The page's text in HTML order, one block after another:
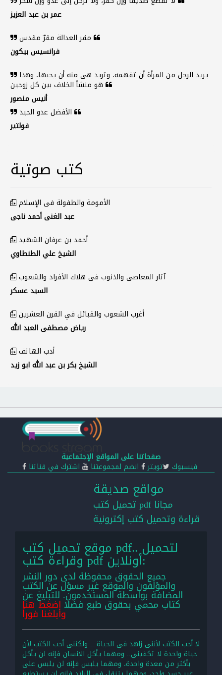
عمر بن عبد العزيز
فرانسيس بيكون
أنيس منصور
فولتير
كتب صوتية
الأمومة والطفولة فى الإسلام
عبد الغنى أحمد ناجى
أحمد بن عرفان الشهيد
الشيخ علي الطنطاوي
آثار المعاصى والذنوب فى هلاك الأفراد والشعوب
السيد عسكر
أغرب الشعوب والقبائل في القرن العشرين
رياض مصطفى العبد الله
أدب الهاتف
الشيخ بكر بن عبد الله ابو زيد
صفحاتنا على المواقع الإجتماعية
فيسبوك تويتر انضم لمجموعتنا اشترك في قناتنا
مواقع صديقة
تحميل كتب pdf مجانا
قراءة وتحميل كتب إكترونية
موقع تحميل كتب pdf.. لتحميل
وقراءة كتب pdf أونلاين:
جميع الحقوق محفوظة لدى دور النشر
والمؤلفون والموقع غير مسؤل عن الكتب
المضافة بواسطة المستخدمون. للتبليغ عن
كتاب محمي بحقوق طبع فضلا اضغط هنا
وأبلغنا فوراً
لا أحب الكتب لأنني زاهد في الحياة .. ولكنني أحب الكتب لأن
حياة واحدة لا تكفيني.. ومهما يأكل الانسان فإنه لن يأكل
بأكثر من معدة واحدة، ومهما يلبس فإنه لن يلبس على